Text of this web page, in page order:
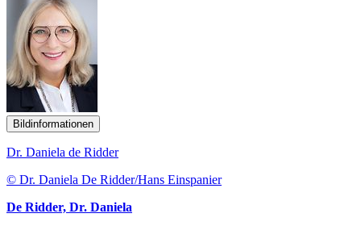
Bildinformationen
Dr. Daniela de Ridder
© Dr. Daniela De Ridder/Hans Einspanier
De Ridder, Dr. Daniela